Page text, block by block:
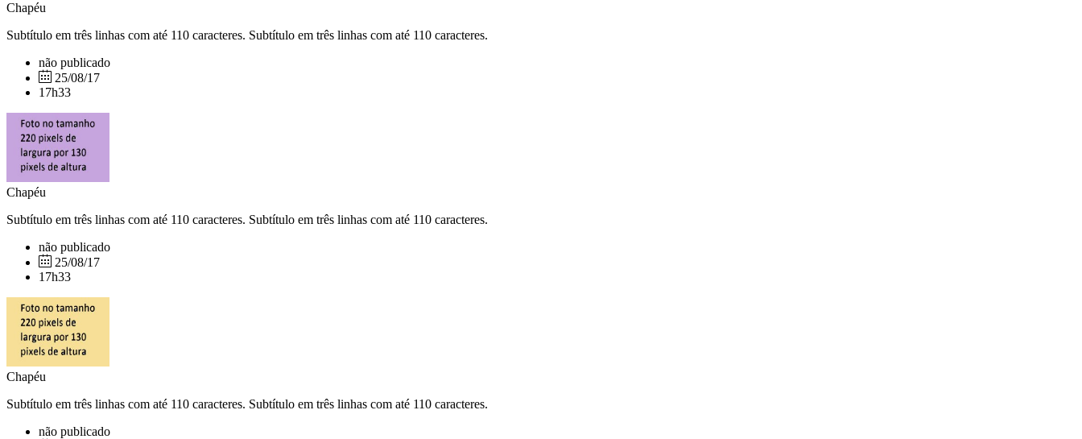
Chapéu
Subtítulo em três linhas com até 110 caracteres. Subtítulo em três linhas com até 110 caracteres.
não publicado
25/08/17
17h33
Chapéu
Subtítulo em três linhas com até 110 caracteres. Subtítulo em três linhas com até 110 caracteres.
não publicado
25/08/17
17h33
Chapéu
Subtítulo em três linhas com até 110 caracteres. Subtítulo em três linhas com até 110 caracteres.
não publicado